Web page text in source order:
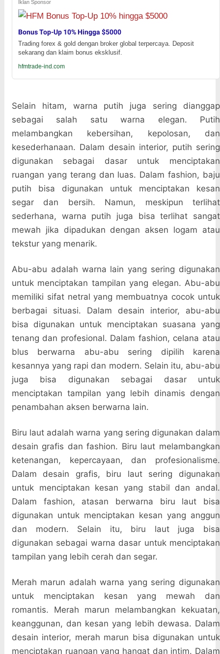
Iklan Sponsor
Bonus Top-Up 10% Hingga $5000
Trading forex & gold dengan broker global terpercaya. Deposit
sekarang dan klaim bonus eksklusif.
hfmtrade-ind.com
Selain hitam, warna putih juga sering dianggap
sebagai salah satu warna elegan. Putih
melambangkan kebersihan, kepolosan, dan
kesederhanaan. Dalam desain interior, putih sering
digunakan sebagai dasar untuk menciptakan
ruangan yang terang dan luas. Dalam fashion, baju
putih bisa digunakan untuk menciptakan kesan
segar dan bersih. Namun, meskipun terlihat
sederhana, warna putih juga bisa terlihat sangat
mewah jika dipadukan dengan aksen logam atau
tekstur yang menarik.
Abu-abu adalah warna lain yang sering digunakan
untuk menciptakan tampilan yang elegan. Abu-abu
memiliki sifat netral yang membuatnya cocok untuk
berbagai situasi. Dalam desain interior, abu-abu
bisa digunakan untuk menciptakan suasana yang
tenang dan profesional. Dalam fashion, celana atau
blus berwarna abu-abu sering dipilih karena
kesannya yang rapi dan modern. Selain itu, abu-abu
juga bisa digunakan sebagai dasar untuk
menciptakan tampilan yang lebih dinamis dengan
penambahan aksen berwarna lain.
Biru laut adalah warna yang sering digunakan dalam
desain grafis dan fashion. Biru laut melambangkan
ketenangan, kepercayaan, dan profesionalisme.
Dalam desain grafis, biru laut sering digunakan
untuk menciptakan kesan yang stabil dan andal.
Dalam fashion, atasan berwarna biru laut bisa
digunakan untuk menciptakan kesan yang anggun
dan modern. Selain itu, biru laut juga bisa
digunakan sebagai warna dasar untuk menciptakan
tampilan yang lebih cerah dan segar.
Merah marun adalah warna yang sering digunakan
untuk menciptakan kesan yang mewah dan
romantis. Merah marun melambangkan kekuatan,
keanggunan, dan kesan yang lebih dewasa. Dalam
desain interior, merah marun bisa digunakan untuk
menciptakan ruangan yang hangat dan intim. Dalam